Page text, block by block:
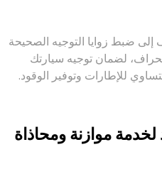
إلى ضبط زوايا التوجيه الصحيحة
لضمان توجيه سيارتك
للإطارات وتوفير الوقود.
لخدمة موازنة ومحاذاة